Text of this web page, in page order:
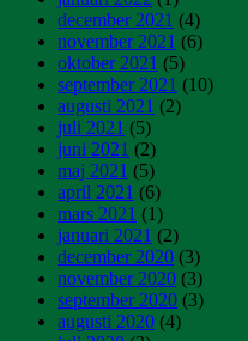
december 2021 (4)
november 2021 (6)
oktober 2021 (5)
september 2021 (10)
augusti 2021 (2)
juli 2021 (5)
juni 2021 (2)
maj 2021 (5)
april 2021 (6)
mars 2021 (1)
januari 2021 (2)
december 2020 (3)
november 2020 (3)
september 2020 (3)
augusti 2020 (4)